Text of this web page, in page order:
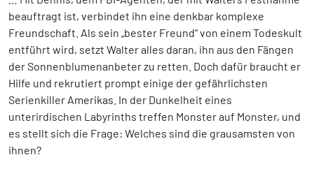
beauftragt ist, verbindet ihn eine denkbar komplexe
Freundschaft. Als sein „bester Freund“ von einem Todeskult
entführt wird, setzt Walter alles daran, ihn aus den Fängen
der Sonnenblumenanbeter zu retten. Doch dafür braucht er
Hilfe und rekrutiert prompt einige der gefährlichsten
Serienkiller Amerikas. In der Dunkelheit eines
unterirdischen Labyrinths treffen Monster auf Monster, und
es stellt sich die Frage: Welches sind die grausamsten von
ihnen?